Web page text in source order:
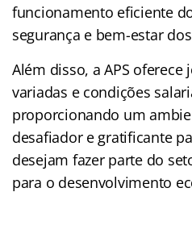
funcionamento eficiente
segurança e bem-estar
Além disso, a APS
variadas e condições
proporcionando um
desafiador e gratificante
desejam fazer parte do
para o desenvolvimento